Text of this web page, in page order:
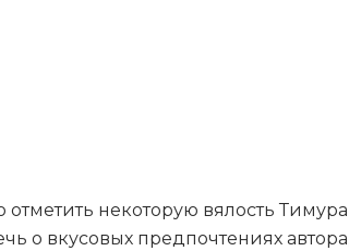
некоторую вялость
о вкусовых предпочтениях